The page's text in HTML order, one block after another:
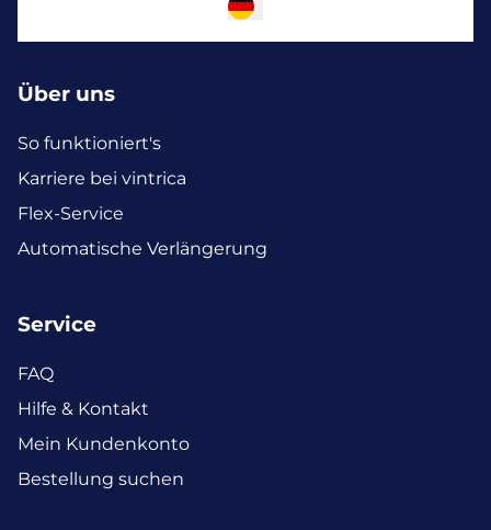
Über uns
So funktioniert's
Karriere bei vintrica
Flex-Service
Automatische Verlängerung
Service
FAQ
Hilfe & Kontakt
Mein Kundenkonto
Bestellung suchen